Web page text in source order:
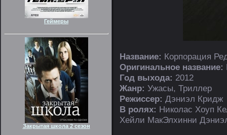
Геймеры
Закрытая школа 2 сезон
Название: Корпорация
Оригинальное название:
Год выхода: 2012
Жанр: Ужасы, Триллер
Режиссер: Дэниэл Кридж
В ролях: Николас Хоуп
Хейли МакЭлхинни